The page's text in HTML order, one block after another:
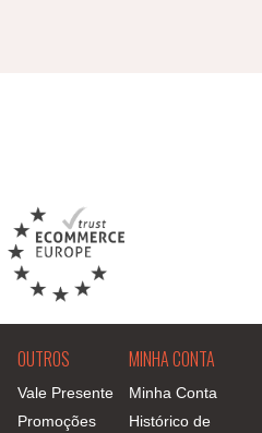
OUTROS
Vale Presente
Promoções
MINHA CONTA
Minha Conta
Histórico de